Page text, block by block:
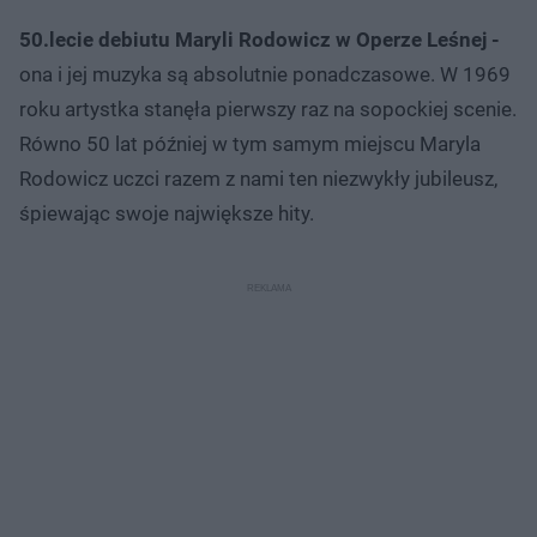
50.lecie debiutu Maryli Rodowicz w Operze Leśnej -
ona i jej muzyka są absolutnie ponadczasowe. W 1969
roku artystka stanęła pierwszy raz na sopockiej scenie.
Równo 50 lat później w tym samym miejscu Maryla
Rodowicz uczci razem z nami ten niezwykły jubileusz,
śpiewając swoje największe hity.